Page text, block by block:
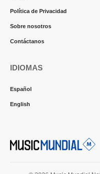
Política de Privacidad
Sobre nosotros
Contáctanos
IDIOMAS
Español
English